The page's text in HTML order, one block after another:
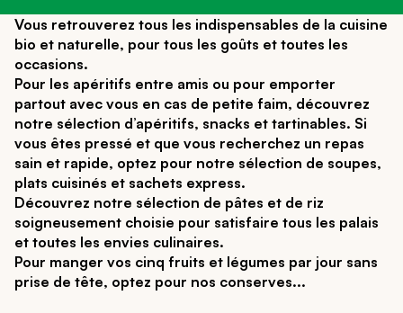
Vous retrouverez tous les indispensables de la cuisine
bio et naturelle, pour tous les goûts et toutes les
occasions.
Pour les apéritifs entre amis ou pour emporter
partout avec vous en cas de petite faim, découvrez
notre sélection d’apéritifs, snacks et tartinables. Si
vous êtes pressé et que vous recherchez un repas
sain et rapide, optez pour notre sélection de soupes,
plats cuisinés et sachets express.
Découvrez notre sélection de pâtes et de riz
soigneusement choisie pour satisfaire tous les palais
et toutes les envies culinaires.
Pour manger vos cinq fruits et légumes par jour sans
prise de tête, optez pour nos conserves